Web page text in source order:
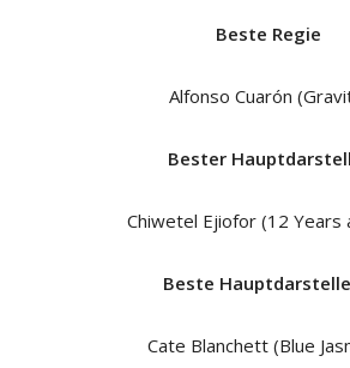
Beste Regie
Alfonso Cuarón
Bester
Chiwetel Ejiofor (12 Years
Beste
Cate Blanchett (Blue